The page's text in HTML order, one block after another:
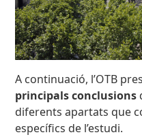
A continuació, l’OTB
principals conclusions
diferents apartats que
específics de l’estudi.